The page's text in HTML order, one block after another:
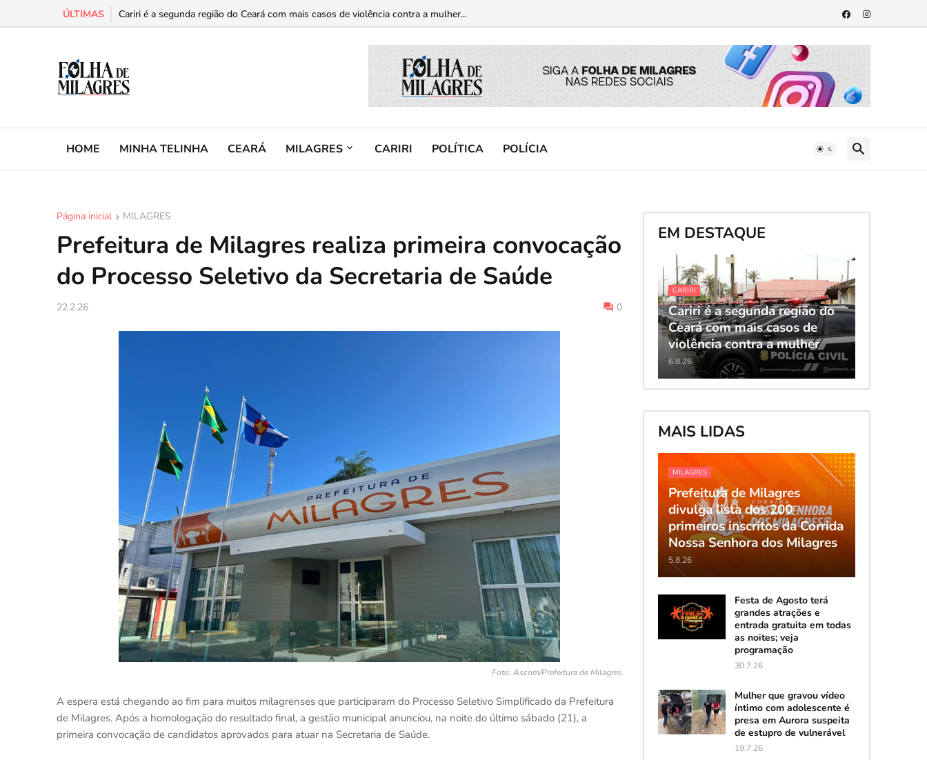
ÚLTIMAS Cariri é a segunda região do Ceará com mais casos de violência contra a mulher...
Homem ateia fogo no guichê da Guanabara em Brejo Santo e trio preso em Mauriti com armas...
HOME MINHA TELINHA CEARÁ MILAGRES CARIRI POLÍTICA POLÍCIA
Página inicial MILAGRES
Prefeitura de Milagres realiza primeira convocação
do Processo Seletivo da Secretaria de Saúde
22.2.26 0
Foto: Ascom/Prefeitura de Milagres
A espera está chegando ao fim para muitos milagrenses que participaram do Processo Seletivo Simplificado da Prefeitura
de Milagres. Após a homologação do resultado final, a gestão municipal anunciou, na noite do último sábado (21), a
primeira convocação de candidatos aprovados para atuar na Secretaria de Saúde.
EM DESTAQUE
CARIRI
Cariri é a segunda região do
Ceará com mais casos de
violência contra a mulher
6.8.26
MAIS LIDAS
MILAGRES
Prefeitura de Milagres
divulga lista dos 200
primeiros inscritos da Corrida
Nossa Senhora dos Milagres
5.8.26
Festa de Agosto terá
grandes atrações e
entrada gratuita em todas
as noites; veja
programação
30.7.26
Mulher que gravou vídeo
íntimo com adolescente é
presa em Aurora suspeita
de estupro de vulnerável
19.7.26